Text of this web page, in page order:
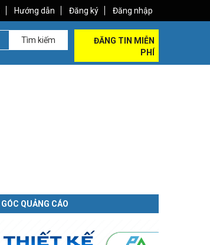
Hướng dẫn Đăng ký Đăng nhập
Tìm kiếm
ĐĂNG TIN MIỄN
PHÍ
GÓC QUẢNG CÁO